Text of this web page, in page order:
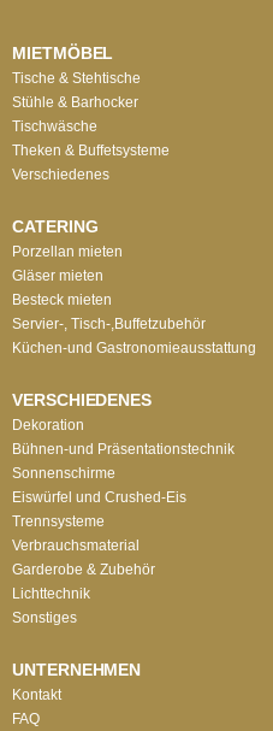
MIETMÖBEL
Tische & Stehtische
Stühle & Barhocker
Tischwäsche
Theken & Buffetsysteme
Verschiedenes
CATERING
Porzellan mieten
Gläser mieten
Besteck mieten
Servier-, Tisch-,Buffetzubehör
Küchen-und Gastronomieausstattung
VERSCHIEDENES
Dekoration
Bühnen-und Präsentationstechnik
Sonnenschirme
Eiswürfel und Crushed-Eis
Trennsysteme
Verbrauchsmaterial
Garderobe & Zubehör
Lichttechnik
Sonstiges
UNTERNEHMEN
Kontakt
FAQ